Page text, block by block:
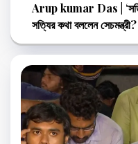
Arup kumar Das |
সত্যির কথা বললেন সেচমন্ত্রী?